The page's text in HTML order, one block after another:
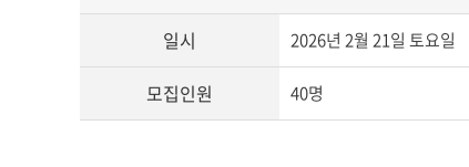
일시 2026년 2월 21일 토요일
모집인원 40명